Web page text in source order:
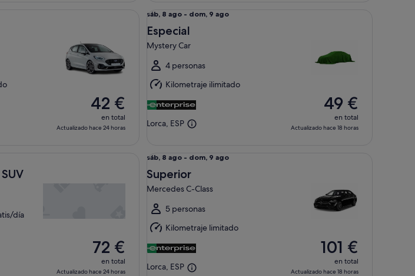
42 €
en total
Actualizado hace 24 horas
Del
sáb,
8
ago
al
dom,
9
ago
sáb, 8 ago - dom, 9 ago
Especial
Mystery Car
4 personas
Kilometraje ilimitado
Lorca, ESP
49 €
en total
Actualizado hace 18 horas
día
72 €
en total
Actualizado hace 24 horas
Del
sáb,
8
ago
al
dom,
9
ago
sáb, 8 ago - dom, 9 ago
Superior
Mercedes C-Class
5 personas
Kilometraje limitado
Lorca, ESP
101 €
en total
Actualizado hace 18 horas